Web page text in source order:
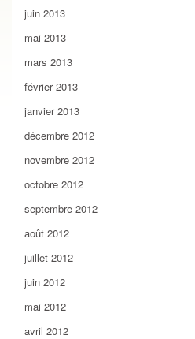
juin 2013
mai 2013
mars 2013
février 2013
janvier 2013
décembre 2012
novembre 2012
octobre 2012
septembre 2012
août 2012
juillet 2012
juin 2012
mai 2012
avril 2012